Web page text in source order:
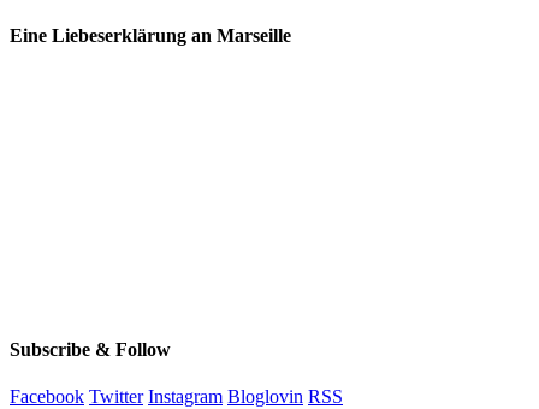
Eine Liebeserklärung an Marseille
Subscribe & Follow
Facebook Twitter Instagram Bloglovin RSS